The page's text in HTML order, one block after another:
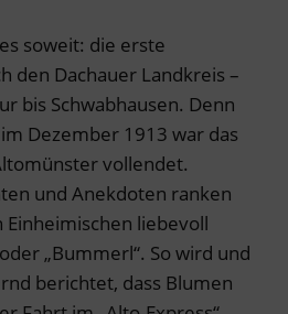
soweit: die erste
den Dachauer Landkreis –
bis Schwabhausen. Denn
Dezember 1913 war das
vollendet.
und Anekdoten ranken
Einheimischen liebevoll
„Bummerl“. So wird und
berichtet, dass Blumen